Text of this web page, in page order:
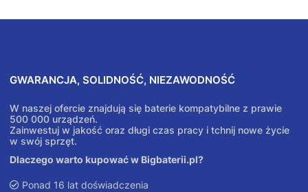
GWARANCJA, SOLIDNOŚĆ, NIEZAWODNOŚĆ
W naszej ofercie znajdują się baterie kompatybilne z prawie
500 000 urządzeń.
Zainwestuj w jakość oraz długi czas pracy i tchnij nowe życie
w swój sprzęt.
Dlaczego warto kupować w Bigbaterii.pl?
Ponad 16 lat doświadczenia